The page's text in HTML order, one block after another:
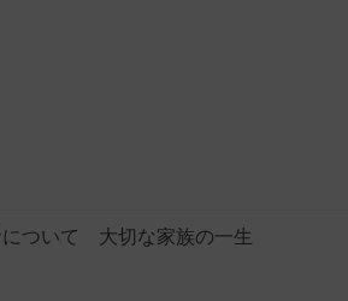
について 大切な家族の一生